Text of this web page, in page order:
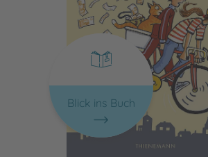
Blick ins Buch